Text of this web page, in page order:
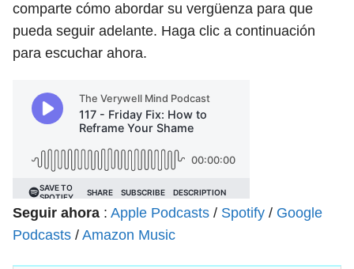
comparte cómo abordar su vergüenza para que
pueda seguir adelante. Haga clic a continuación
para escuchar ahora.
Seguir ahora : Apple Podcasts / Spotify / Google
Podcasts / Amazon Music